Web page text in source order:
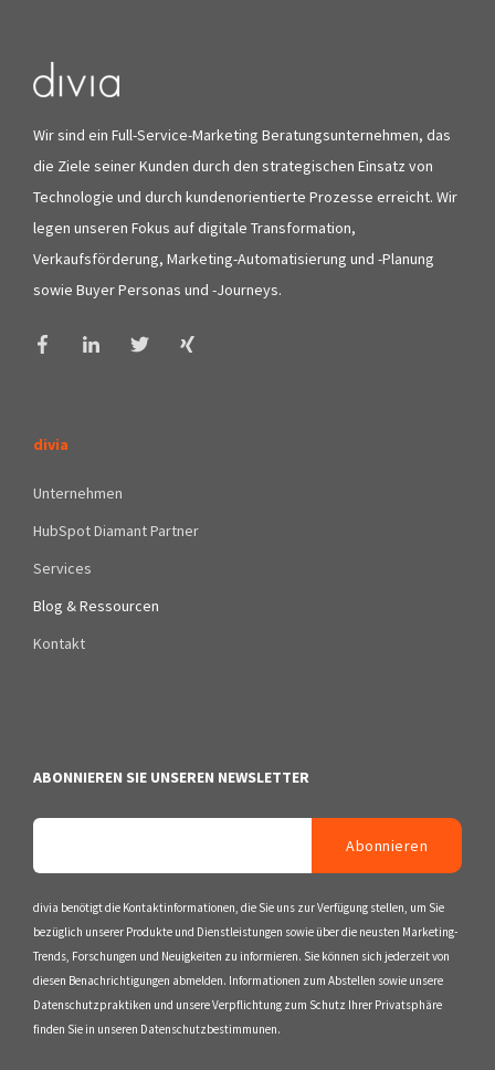
Wir sind ein Full-Service-Marketing Beratungsunternehmen, das
die Ziele seiner Kunden durch den strategischen Einsatz von
Technologie und durch kundenorientierte Prozesse erreicht. Wir
legen unseren Fokus auf digitale Transformation,
Verkaufsförderung, Marketing-Automatisierung und -Planung
sowie Buyer Personas und -Journeys.
divia
Unternehmen
HubSpot Diamant Partner
Services
Blog & Ressourcen
Kontakt
ABONNIEREN SIE UNSEREN NEWSLETTER
divia benötigt die Kontaktinformationen, die Sie uns zur Verfügung stellen, um Sie
bezüglich unserer Produkte und Dienstleistungen sowie über die neusten Marketing-
Trends, Forschungen und Neuigkeiten zu informieren. Sie können sich jederzeit von
diesen Benachrichtigungen abmelden. Informationen zum Abstellen sowie unsere
Datenschutzpraktiken und unsere Verpflichtung zum Schutz Ihrer Privatsphäre
finden Sie in unseren Datenschutzbestimmunen.